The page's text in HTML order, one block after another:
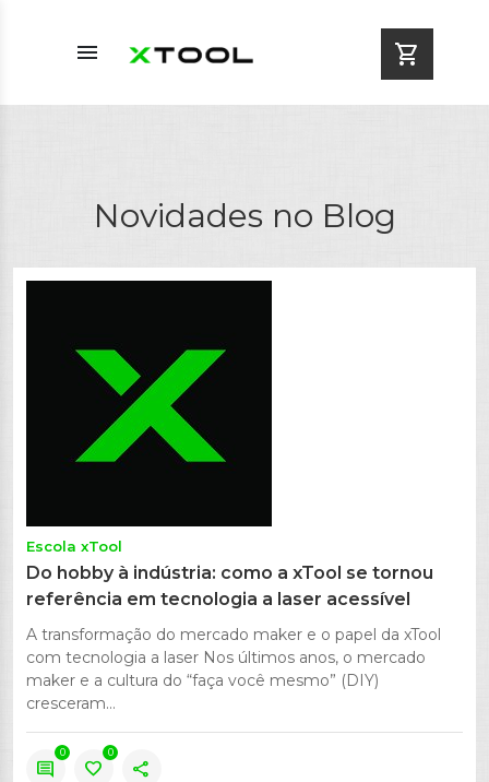
menu shopping_cart
Novidades no Blog
Escola xTool
Do hobby à indústria: como a xTool se tornou
referência em tecnologia a laser acessível
A transformação do mercado maker e o papel da xTool
com tecnologia a laser Nos últimos anos, o mercado
maker e a cultura do “faça você mesmo” (DIY)
cresceram...
comment
0
favorite
0
share